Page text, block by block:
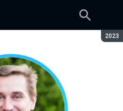
2023